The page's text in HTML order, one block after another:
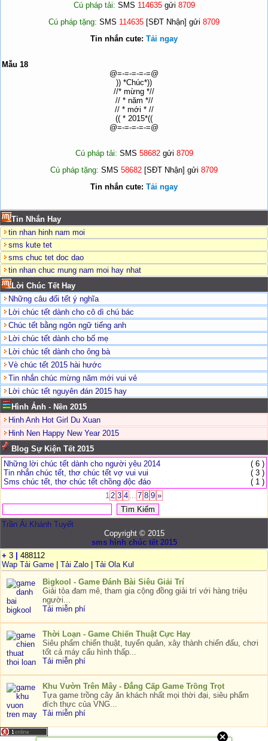
Cú pháp tải: SMS 114635gửi 8709
Cú pháp tặng: SMS 114635 [SĐT Nhận] gửi 8709
Tin nhắn cute: Tải ngay
Mẫu 18
@=-=-=-=-=@
)) *Chúc*))
//* mừng *//
// * năm *//
// * mới * //
(( * 2015*((
@=-=-=-=-=@
Cú pháp tải: SMS 58682gửi 8709
Cú pháp tặng: SMS 58682 [SĐT Nhận] gửi 8709
Tin nhắn cute: Tải ngay
Tin Nhắn Hay
tin nhan hinh nam moi
sms kute tet
sms chuc tet doc dao
tin nhan chuc mung nam moi hay nhat
Lời Chúc Tết Hay
Những câu đối tết ý nghĩa
Lời chúc tết dành cho cô dì chú bác
Chúc tết bằng ngôn ngữ tiếng anh
Lời chúc tết dành cho bố mẹ
Lời chúc tết dành cho ông bà
Vè chúc tết 2015 hài hước
Tin nhắn chúc mừng năm mới vui vẻ
Lời chúc tết nguyên đán 2015 hay
Hình Ảnh - Nền 2015
Hinh Anh Hot Girl Du Xuan
Hinh Nen Happy New Year 2015
Blog Sự Kiện Tết 2015
Những lời chúc tết dành cho người yêu 2014
( 6 )
Tin nhắn chúc tết, thơ chúc tết vợ vui vui
( 3 )
Sms chúc tết, thơ chúc tết chồng độc đáo
( 1 )
12 3 4 ... 7 8 9 »
Trần Ái Khánh Tuyết
Copyright © 2015
sms hình chúc tết 2015
+ 3
488112
Wap Tải Game
Tải Zalo
Tải Ola Kul
Bigkool - Game Đánh Bài Siêu Giải Trí
Giải tỏa đam mê, tham gia cộng đồng giải trí với hàng triệu
người...
Tải miễn phí
Thời Loạn - Game Chiến Thuật Cực Hay
Siêu phẩm chiến thuật, tuyển quân, xây thành chiến đấu, chơi
tốt cả máy cấu hình thấp...
Tải miễn phí
Khu Vườn Trên Mây - Đẳng Cấp Game Trồng Trọt
Tựa game trồng cây ăn khách nhất mọi thời đại, siêu phẩm
đích thực của VNG...
Tải miễn phí